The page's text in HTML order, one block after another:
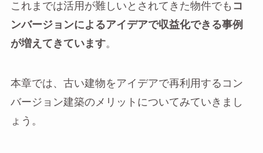
これまでは活用が難しいとされてきた物件でも コ
ンバージョンによるアイデアで収益化できる事例
が増えてきています。
本章では、古い建物をアイデアで再利用するコン
バージョン建築のメリットについてみていきまし
ょう。